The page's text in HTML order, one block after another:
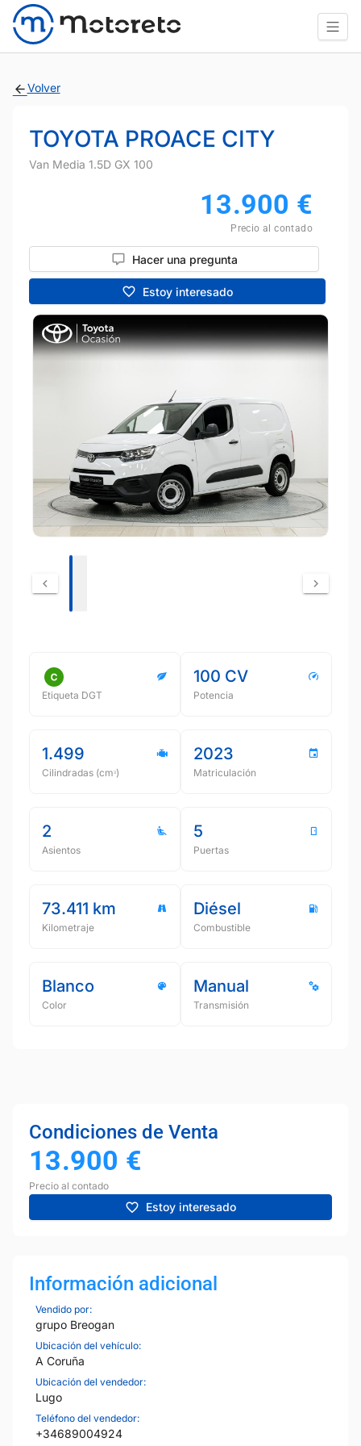
Volver
TOYOTA PROACE CITY
Van Media 1.5D GX 100
13.900 €
Precio al contado
Hacer una pregunta
Estoy interesado
Etiqueta DGT
100 CV
Potencia
1.499
Cilindradas (cmᵌ)
2023
Matriculación
2
Asientos
5
Puertas
73.411 km
Kilometraje
Diésel
Combustible
Blanco
Color
Manual
Transmisión
Condiciones de Venta
13.900 €
Precio al contado
Estoy interesado
Información adicional
Vendido por:
grupo Breogan
Ubicación del vehículo:
A Coruña
Ubicación del vendedor:
Lugo
Teléfono del vendedor:
+34689004924